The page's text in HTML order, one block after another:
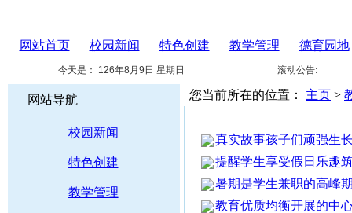
网站首页 校园新闻 特色创建 教学管理 德育园地
今天是： 126年8月9日 星期日 滚动公告:
网站导航
校园新闻
特色创建
教学管理
您当前所在的位置： 主页 >
真实故事孩子们顽强生
提醒学生享受假日乐趣
暑期是学生兼职的高峰
教育优质均衡开展的中